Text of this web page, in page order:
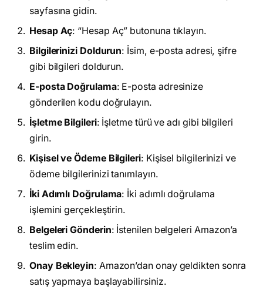
sayfasına gidin.
Hesap Aç: “Hesap Aç” butonuna tıklayın.
Bilgilerinizi Doldurun: İsim, e-posta adresi, şifre
gibi bilgileri doldurun.
E-posta Doğrulama: E-posta adresinize
gönderilen kodu doğrulayın.
İşletme Bilgileri: İşletme türü ve adı gibi bilgileri
girin.
Kişisel ve Ödeme Bilgileri: Kişisel bilgilerinizi ve
ödeme bilgilerinizi tanımlayın.
İki Adımlı Doğrulama: İki adımlı doğrulama
işlemini gerçekleştirin.
Belgeleri Gönderin: İstenilen belgeleri Amazon’a
teslim edin.
Onay Bekleyin: Amazon’dan onay geldikten sonra
satış yapmaya başlayabilirsiniz.